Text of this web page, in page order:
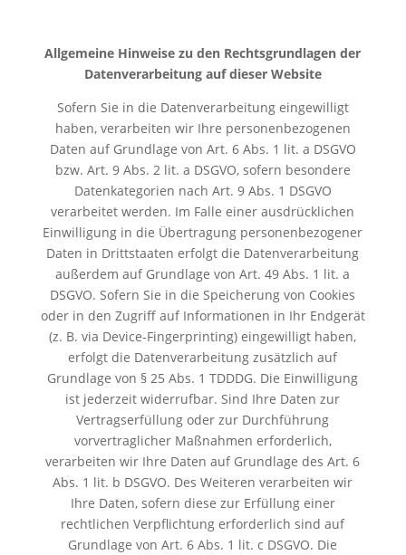
Allgemeine Hinweise zu den Rechtsgrundlagen der
Datenverarbeitung auf dieser Website
Sofern Sie in die Datenverarbeitung eingewilligt
haben, verarbeiten wir Ihre personenbezogenen
Daten auf Grundlage von Art. 6 Abs. 1 lit. a DSGVO
bzw. Art. 9 Abs. 2 lit. a DSGVO, sofern besondere
Datenkategorien nach Art. 9 Abs. 1 DSGVO
verarbeitet werden. Im Falle einer ausdrücklichen
Einwilligung in die Übertragung personenbezogener
Daten in Drittstaaten erfolgt die Datenverarbeitung
außerdem auf Grundlage von Art. 49 Abs. 1 lit. a
DSGVO. Sofern Sie in die Speicherung von Cookies
oder in den Zugriff auf Informationen in Ihr Endgerät
(z. B. via Device-Fingerprinting) eingewilligt haben,
erfolgt die Datenverarbeitung zusätzlich auf
Grundlage von § 25 Abs. 1 TDDDG. Die Einwilligung
ist jederzeit widerrufbar. Sind Ihre Daten zur
Vertragserfüllung oder zur Durchführung
vorvertraglicher Maßnahmen erforderlich,
verarbeiten wir Ihre Daten auf Grundlage des Art. 6
Abs. 1 lit. b DSGVO. Des Weiteren verarbeiten wir
Ihre Daten, sofern diese zur Erfüllung einer
rechtlichen Verpflichtung erforderlich sind auf
Grundlage von Art. 6 Abs. 1 lit. c DSGVO. Die